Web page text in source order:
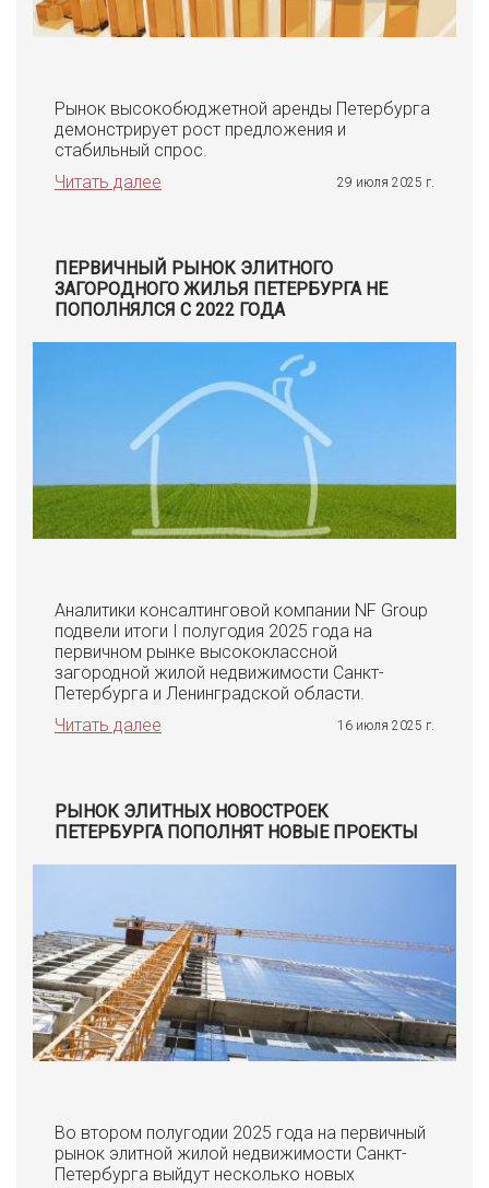
Рынок высокобюджетной аренды Петербурга
демонстрирует рост предложения и
стабильный спрос.
Читать далее
29 июля 2025 г.
ПЕРВИЧНЫЙ РЫНОК ЭЛИТНОГО
ЗАГОРОДНОГО ЖИЛЬЯ ПЕТЕРБУРГА НЕ
ПОПОЛНЯЛСЯ С 2022 ГОДА
Аналитики консалтинговой компании NF Group
подвели итоги I полугодия 2025 года на
первичном рынке высококлассной
загородной жилой недвижимости Санкт-
Петербурга и Ленинградской области.
Читать далее
16 июля 2025 г.
РЫНОК ЭЛИТНЫХ НОВОСТРОЕК
ПЕТЕРБУРГА ПОПОЛНЯТ НОВЫЕ ПРОЕКТЫ
Во втором полугодии 2025 года на первичный
рынок элитной жилой недвижимости Санкт-
Петербурга выйдут несколько новых